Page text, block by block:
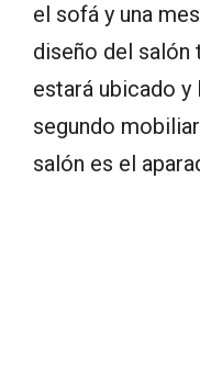
el sofá y una
diseño del salón
estará ubicado y
segundo
salón es el